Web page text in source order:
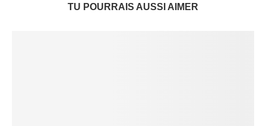
TU POURRAIS AUSSI AIMER